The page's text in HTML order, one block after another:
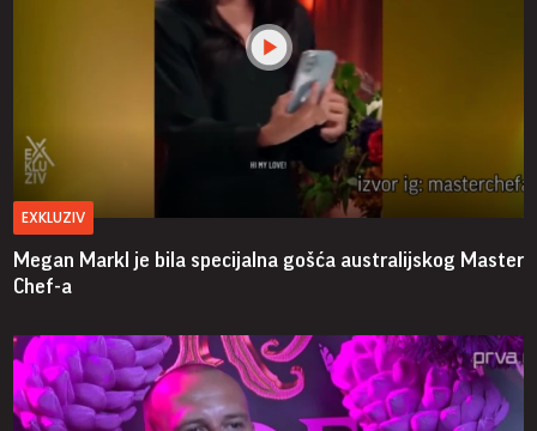
EXKLUZIV
Megan Markl je bila specijalna gošća australijskog Master
Chef-a